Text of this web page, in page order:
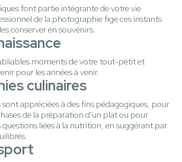
font partie intégrante de votre vie
de la photographie fige ces instants
conserver en souvenirs.
moments de votre tout-petit et
pour les années à venir.
culinaires
appréciées à des fins pédagogiques, pour
de la préparation d'un plat ou pour
questions liées à la nutrition, en suggérant par